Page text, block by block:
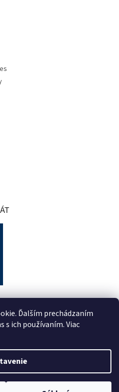
Ďalším prechádzaním
s ich používaním. Viac
Shoptet